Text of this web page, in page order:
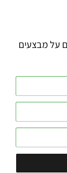
על מבצעים